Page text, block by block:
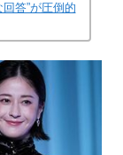
答”が圧倒的